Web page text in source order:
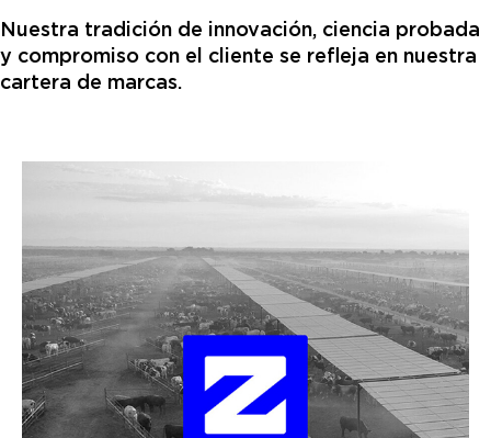
Nuestra tradición de innovación, ciencia probada
y compromiso con el cliente se refleja en nuestra
cartera de marcas.